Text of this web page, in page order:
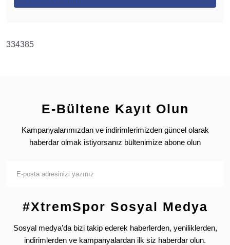
334385
E-Bültene Kayıt Olun
Kampanyalarımızdan ve indirimlerimizden güncel olarak
haberdar olmak istiyorsanız bültenimize abone olun
#XtremSpor Sosyal Medya
Sosyal medya’da bizi takip ederek haberlerden, yeniliklerden,
indirimlerden ve kampanyalardan ilk siz haberdar olun.